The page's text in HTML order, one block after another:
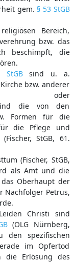
gem. § 53 StGB
Bereich,
bzw. das
beschimpft, die
sind u. a.
bzw. anderer
oder
sind die von den
Formen für die
die Pflege und
StGB, 61.
(Fischer, StGB,
als Amt und die
Oberhaupt der
Nachfolger Petrus,
Christi sind
(OLG Nürnberg,
den spezifischen
im Opfertod
die Erlösung des